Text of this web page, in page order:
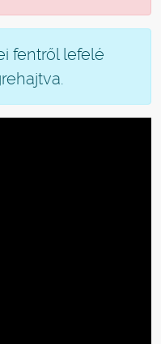
fentről lefelé